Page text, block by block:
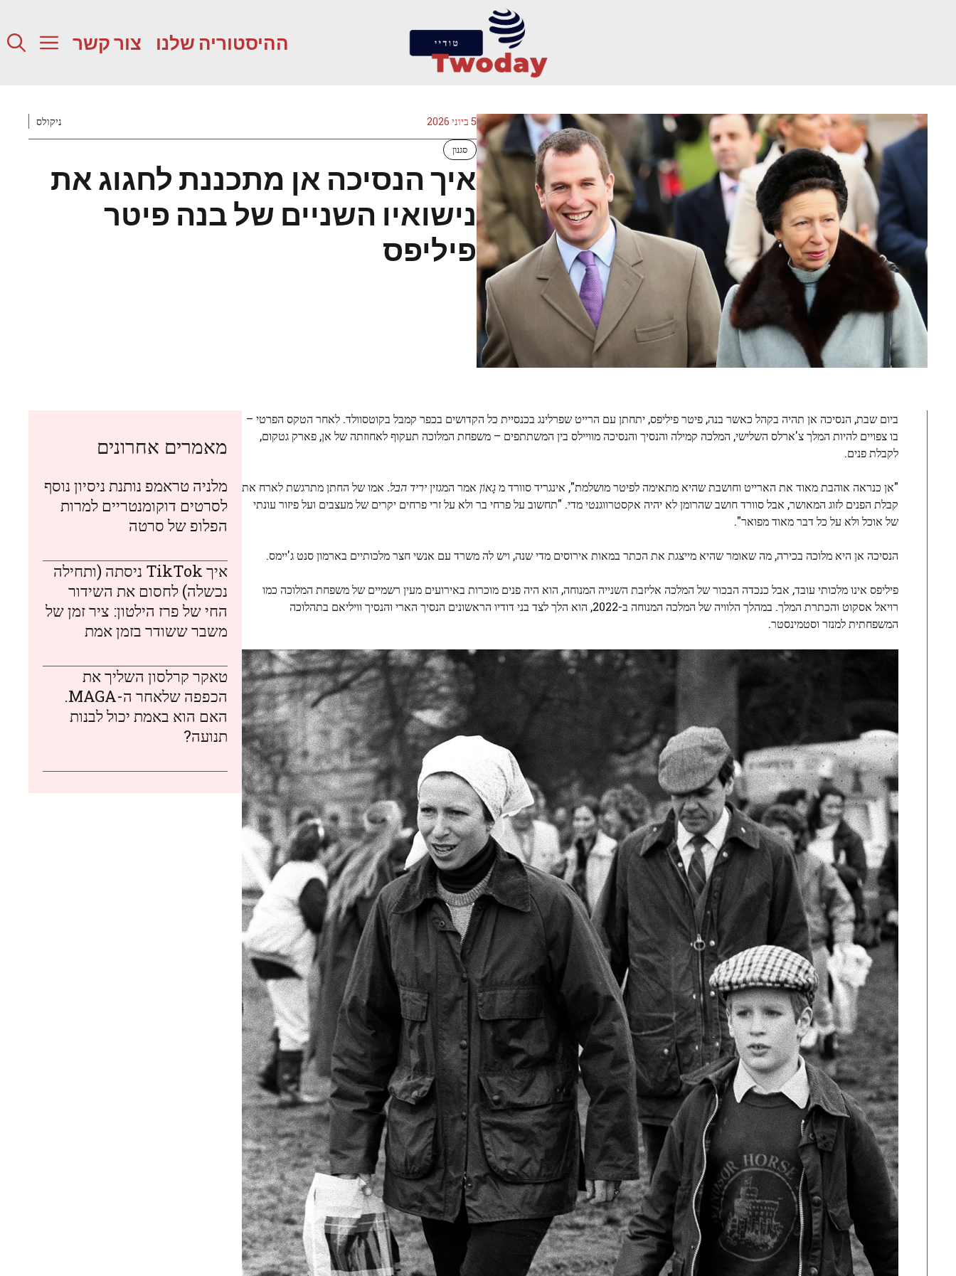
ההיסטוריה שלנו צור קשר
5 ביוני 2026 ניקולס
סגנון
איך הנסיכה אן מתכננת לחגוג את
נישואיו השניים של בנה פיטר
פיליפס
ביום שבת, הנסיכה אן תהיה בקהל כאשר בנה, פיטר פיליפס, יתחתן עם הרייט שפרלינג בכנסיית כל הקדושים בכפר קמבל בקוטסוולד. לאחר הטקס הפרטי –
בו צפויים להיות המלך צ'ארלס השלישי, המלכה קמילה והנסיך והנסיכה מוויילס בין המשתתפים – משפחת המלוכה תעקוף לאחוזתה של אן, פארק גטקום,
לקבלת פנים.
"אן כנראה אוהבת מאוד את הארייט וחושבת שהיא מתאימה לפיטר מושלמת", אינגריד סוורד מגָאוֹן אמר המגזיןיריד הבל. אמו של החתן מתרגשת לארח את
קבלת הפנים לזוג המאושר, אבל סוורד חושב שהרומן לא יהיה אקסטרווגנטי מדי. "תחשוב על פרחי בר ולא על זרי פרחים יקרים של מעצבים ועל פיזור עונתי
של אוכל ולא על כל דבר מאוד מפואר".
הנסיכה אן היא מלוכה בכירה, מה שאומר שהיא מייצגת את הכתר במאות אירוסים מדי שנה, ויש לה משרד עם אנשי חצר מלכותיים בארמון סנט ג'יימס.
פיליפס אינו מלכותי עובד, אבל כנכדה הבכור של המלכה אליזבת השנייה המנוחה, הוא היה פנים מוכרות באירועים מעין רשמיים של משפחת המלוכה כמו
רויאל אסקוט והכתרת המלך. במהלך הלוויה של המלכה המנוחה ב-2022, הוא הלך לצד בני דודיו הראשונים הנסיך הארי והנסיך וויליאם בתהלוכה
המשפחתית למנזר וסטמינסטר.
מאמרים אחרונים
מלניה טראמפ נותנת ניסיון נוסף
לסרטים דוקומנטריים למרות
הפלופ של סרטה
איך TikTok ניסתה (ותחילה
נכשלה) לחסום את השידור
החי של פרז הילטון: ציר זמן של
משבר ששודר בזמן אמת
טאקר קרלסון השליך את
הכפפה שלאחר ה-MAGA.
האם הוא באמת יכול לבנות
תנועה?